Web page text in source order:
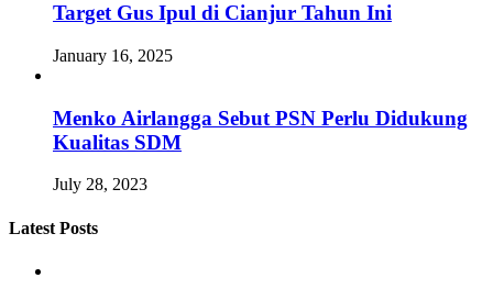
Target Gus Ipul di Cianjur Tahun Ini
January 16, 2025
Menko Airlangga Sebut PSN Perlu Didukung
Kualitas SDM
July 28, 2023
Latest Posts